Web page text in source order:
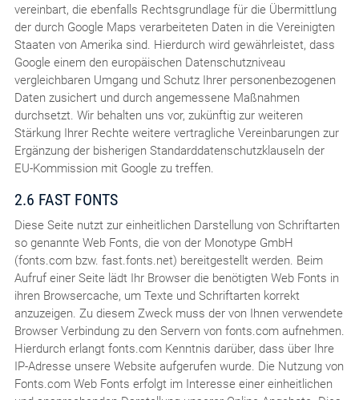
vereinbart, die ebenfalls Rechtsgrundlage für die Übermittlung
der durch Google Maps verarbeiteten Daten in die Vereinigten
Staaten von Amerika sind. Hierdurch wird gewährleistet, dass
Google einem den europäischen Datenschutzniveau
vergleichbaren Umgang und Schutz Ihrer personenbezogenen
Daten zusichert und durch angemessene Maßnahmen
durchsetzt. Wir behalten uns vor, zukünftig zur weiteren
Stärkung Ihrer Rechte weitere vertragliche Vereinbarungen zur
Ergänzung der bisherigen Standarddatenschutzklauseln der
EU-Kommission mit Google zu treffen.
2.6 FAST FONTS
Diese Seite nutzt zur einheitlichen Darstellung von Schriftarten
so genannte Web Fonts, die von der Monotype GmbH
(fonts.com bzw. fast.fonts.net) bereitgestellt werden. Beim
Aufruf einer Seite lädt Ihr Browser die benötigten Web Fonts in
ihren Browsercache, um Texte und Schriftarten korrekt
anzuzeigen. Zu diesem Zweck muss der von Ihnen verwendete
Browser Verbindung zu den Servern von fonts.com aufnehmen.
Hierdurch erlangt fonts.com Kenntnis darüber, dass über Ihre
IP-Adresse unsere Website aufgerufen wurde. Die Nutzung von
Fonts.com Web Fonts erfolgt im Interesse einer einheitlichen